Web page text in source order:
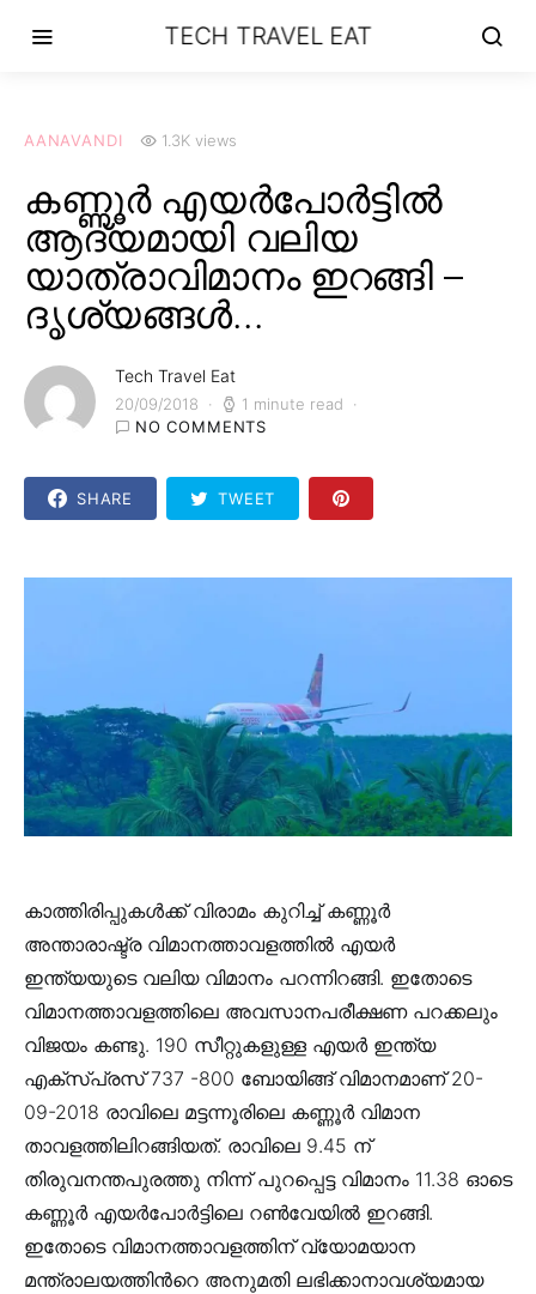
TECH TRAVEL EAT
AANAVANDI 1.3K views
കണ്ണൂർ എയർപോർട്ടിൽ
ആദ്യമായി വലിയ
യാത്രാവിമാനം ഇറങ്ങി –
ദൃശ്യങ്ങൾ…
Tech Travel Eat
20/09/2018
1 minute read
NO COMMENTS
SHARE TWEET
കാത്തിരിപ്പുകള്‍ക്ക് വിരാമം കുറിച്ച് കണ്ണൂര്‍
അന്താരാഷ്ട്ര വിമാനത്താവളത്തില്‍ എയര്‍
ഇന്ത്യയുടെ വലിയ വിമാനം പറന്നിറങ്ങി. ഇതോടെ
വിമാനത്താവളത്തിലെ അവസാനപരീക്ഷണ പറക്കലും
വിജയം കണ്ടു. 190 സീറ്റുകളുള്ള എയർ ഇന്ത്യ
എക്സ്പ്രസ് 737 -800 ബോയിങ്ങ് വിമാനമാണ് 20-
09-2018 രാവിലെ മട്ടന്നൂരിലെ കണ്ണൂർ വിമാന
താവളത്തിലിറങ്ങിയത്. രാവിലെ 9.45 ന്
തിരുവനന്തപുരത്തു നിന്ന് പുറപ്പെട്ട വിമാനം 11.38 ഓടെ
കണ്ണൂർ എയർപോർട്ടിലെ റൺവേയിൽ ഇറങ്ങി.
ഇതോടെ വിമാനത്താവളത്തിന് വ്യോമയാന
മന്ത്രാലയത്തിന്‍റെ അനുമതി ലഭിക്കാനാവശ്യമായ